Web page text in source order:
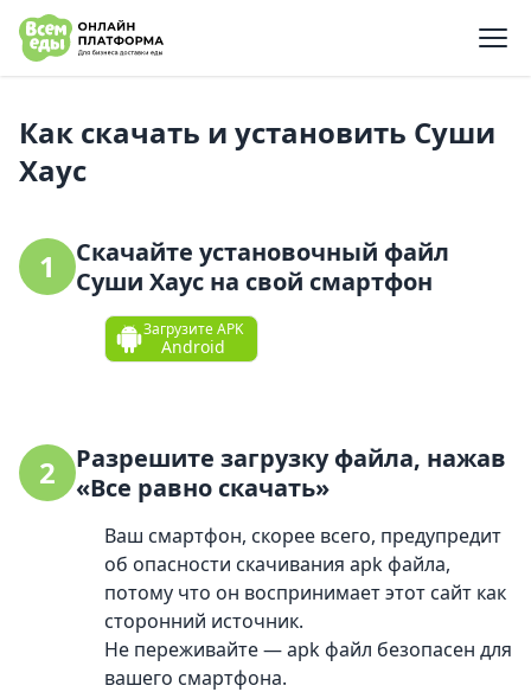
Как скачать и установить Суши
Хаус
1
Скачайте установочный файл
Суши Хаус на свой смартфон
Загрузите APK
Android
2
Разрешите загрузку файла, нажав
«Все равно скачать»
Ваш смартфон, скорее всего, предупредит
об опасности скачивания apk файла,
потому что он воспринимает этот сайт как
сторонний источник.
Не переживайте — apk файл безопасен для
вашего смартфона.
menu